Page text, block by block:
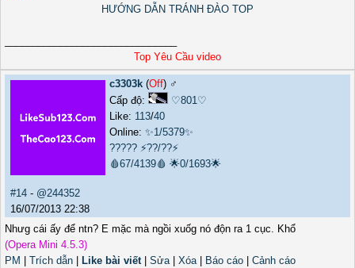
HƯỚNG DẪN TRÁNH ĐÀO TOP
Top Yêu Cầu video
c3303k (Off) ♂️
Cấp độ:
♡801♡
Like: 113/40
Online: ✨1/5379✨
????? ⚡??/??⚡
🩸67/4139🩸 🌟0/1693🌟
#14 - @244352
16/07/2013 22:38
Nhưg cái ấy để ntn? E mặc mà ngồi xuốg nó độn ra 1 cục. Khổ
(Opera Mini 4.5.3)
PM
Trích dẫn Like bài viết| Sửa| Xóa| Báo cáo
Cảnh cáo